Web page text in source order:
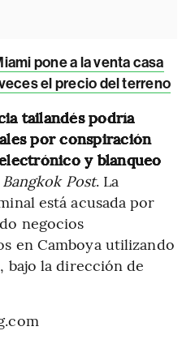
pone a la venta casa
el precio del terreno
tailandés podría
por conspiración
y blanqueo
Bangkok Post. La
está acusada por
negocios
en Camboya utilizando
bajo la dirección de